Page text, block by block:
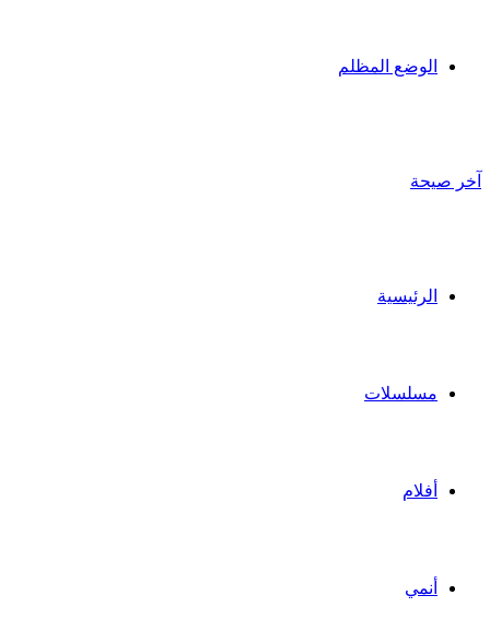
الوضع المظلم
آخر صيحة
الرئيسية
مسلسلات
أفلام
أنمي